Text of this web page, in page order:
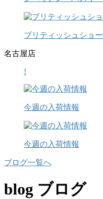
ブリティッシュショ
名古屋店
!
今週の入荷情報
今週の入荷情報
ブログ一覧へ
blog ブログ